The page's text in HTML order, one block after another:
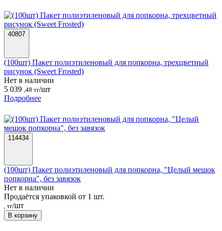
40807
(100шт) Пакет полиэтиленовый для попкорна, трехцветный
рисунок (Sweet Frosted)
Нет в наличии
5 039 ,48 тг/шт
Подробнее
114434
(100шт) Пакет полиэтиленовый для попкорна, "Целый мешок
попкорна", без завязок
Нет в наличии
Продаётся упаковкой от 1 шт.
, тг/шт
В корзину